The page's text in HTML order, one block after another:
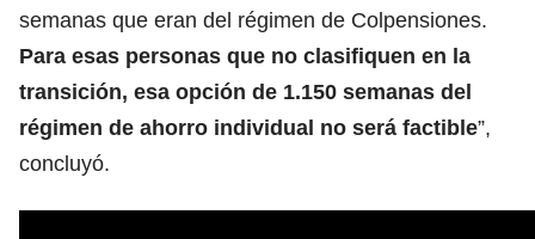
semanas que eran del régimen de Colpensiones.
Para esas personas que no clasifiquen en la
transición, esa opción de 1.150 semanas del
régimen de ahorro individual no será factible”,
concluyó.